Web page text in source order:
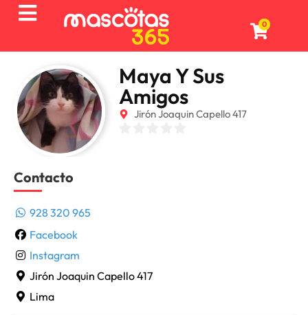
0
Maya Y Sus
Amigos
Jirón Joaquin Capello 417
Contacto
928 320 965
Facebook
Instagram
Jirón Joaquin Capello 417
Lima